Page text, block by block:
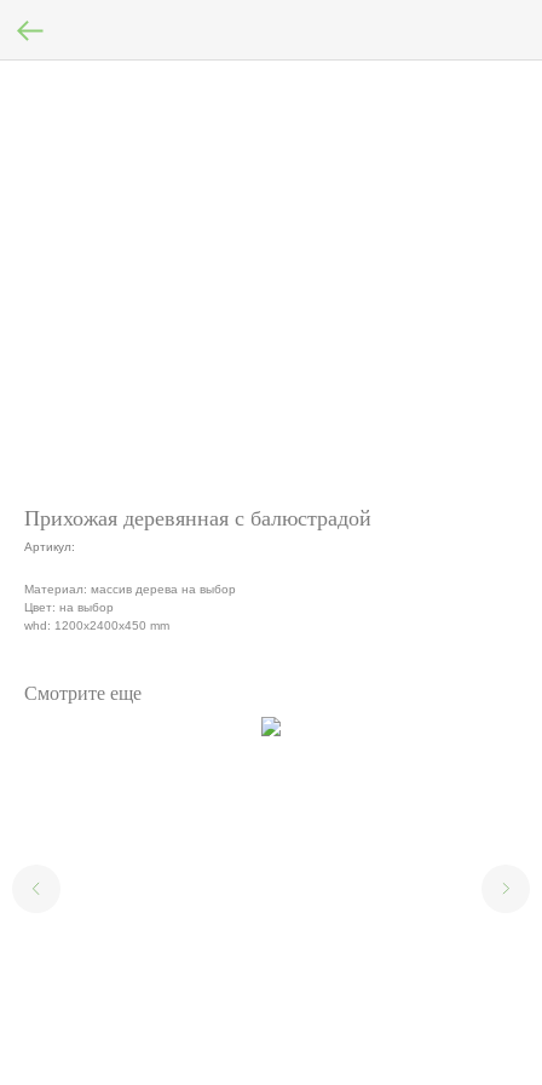
Прихожая деревянная с балюстрадой
Артикул:
Материал: массив дерева на выбор
Цвет: на выбор
whd: 1200x2400x450 mm
Смотрите еще